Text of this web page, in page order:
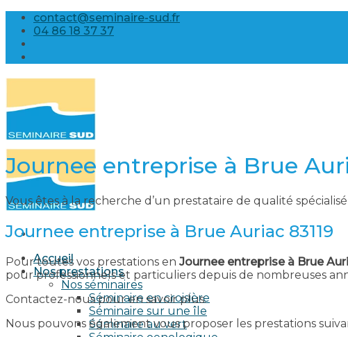
Skip
content
contact@seminaire-sud.fr
04 86 18 37 37
Accueil
Nos prestations
Nos séminaires
Séminaire en croisière
Séminaire sur une île
Séminaire au vert
Journee entreprise à Brue
Vous êtes à la recherche d’un prestataire de qualité
Journee entreprise à Brue Auriac 83119
Pour toutes vos prestations en Journee entreprise à Brue
pour professionnels et particuliers depuis de nombreuses
Contactez-nous pour en savoir plus.
Nous pouvons également vous proposer les prestations